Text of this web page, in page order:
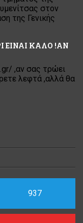
στον
της Γενικής
ΕΙΝΑΙ ΚΑΛΟ !ΑΝ
,αν σας τρώει
λεφτά ,αλλά θα
937